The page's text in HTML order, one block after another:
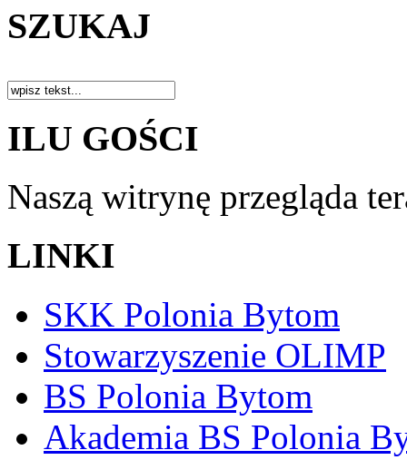
SZUKAJ
ILU GOŚCI
Naszą witrynę przegląda
LINKI
SKK Polonia Bytom
Stowarzyszenie OLIMP
BS Polonia Bytom
Akademia BS Polonia